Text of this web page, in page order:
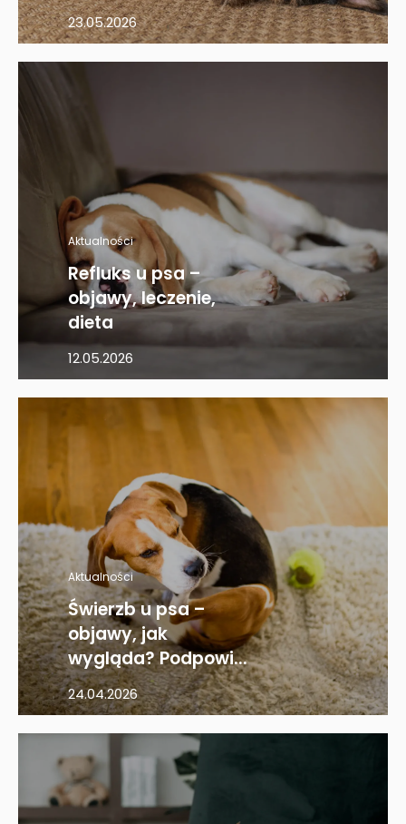
23.05.2026
Aktualności
Refluks u psa –
objawy, leczenie,
dieta
12.05.2026
Aktualności
Świerzb u psa –
objawy, jak
wygląda? Podpowi...
24.04.2026